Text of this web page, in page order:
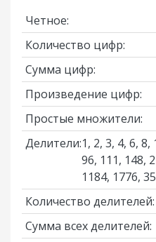
Четное:
Количество цифр:
Сумма цифр:
Произведение цифр:
Простые множители:
Делители:1, 2, 3, 4, 6, 8,
96, 111, 148,
1184, 1776,
Количество делителей:
Сумма всех делителей: